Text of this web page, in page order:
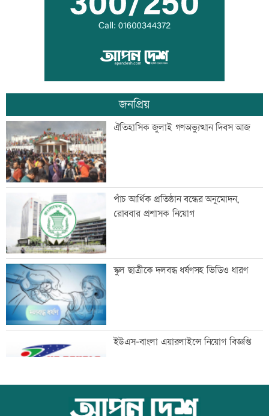
মানবিক বিভাগের অর্ধেকের বেশি শিক্ষার্থী
অকৃতকার্য
মেধার শতভাগ নিরপেক্ষ মূল্যায়ন নিশ্চিত করা
হয়েছে: মাহ্দী আমিন
এসএসসির ফলাফল পুনর্নিরীক্ষণের আবেদন
করবেন যেভাবে
তিন আর্থিক প্রতিষ্ঠানের লেনদেন সাময়িক বন্ধ
নাছিমা কাদির মোল্লা স্কুলের সবাই পেল
জিপিএ-৫
দেড় ঘণ্টায় ৩৪৩ কোটি টাকার লেনদেন
জনপ্রিয়
ঐতিহাসিক জুলাই গণঅভ্যুত্থান দিবস আজ
পাঁচ আর্থিক প্রতিষ্ঠান বন্ধের অনুমোদন,
রোববার প্রশাসক নিয়োগ
স্কুল ছাত্রীকে দলবদ্ধ ধর্ষণসহ ভিডিও ধারণ
ইউএস-বাংলা এয়ারলাইন্সে নিয়োগ বিজ্ঞপ্তি